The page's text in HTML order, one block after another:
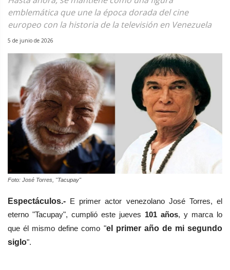
emblemática que une la época dorada del cine
europeo con la historia de la televisión en Venezuela
5 de junio de 2026
Foto: José Torres, "Tacupay"
Espectáculos.- E primer actor venezolano José Torres, el
eterno "Tacupay", cumplió este jueves 101 años, y marca lo
que él mismo define como "el primer año de mi segundo
siglo".